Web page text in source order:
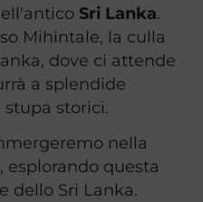
Sri Lanka.
Mihintale, la culla
dove ci attende
a splendide
storici.
nella
esplorando questa
dello Sri Lanka.